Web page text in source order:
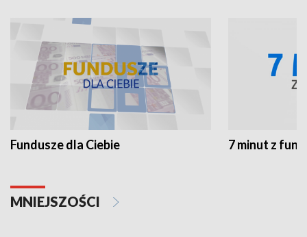
Fundusze dla Ciebie 7 minut z
MNIEJSZOŚCI